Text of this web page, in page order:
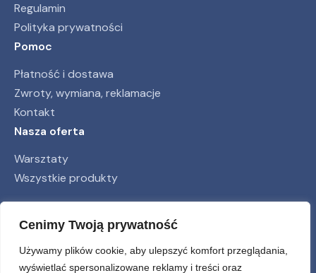
Cenimy Twoją prywatność
Używamy plików cookie, aby ulepszyć komfort przeglądania,
wyświetlać spersonalizowane reklamy i treści oraz
Regulamin
Polityka prywatności
Pomoc
Płatność i dostawa
Zwroty, wymiana, reklamacje
Kontakt
Nasza oferta
Warsztaty
Wszystkie produkty